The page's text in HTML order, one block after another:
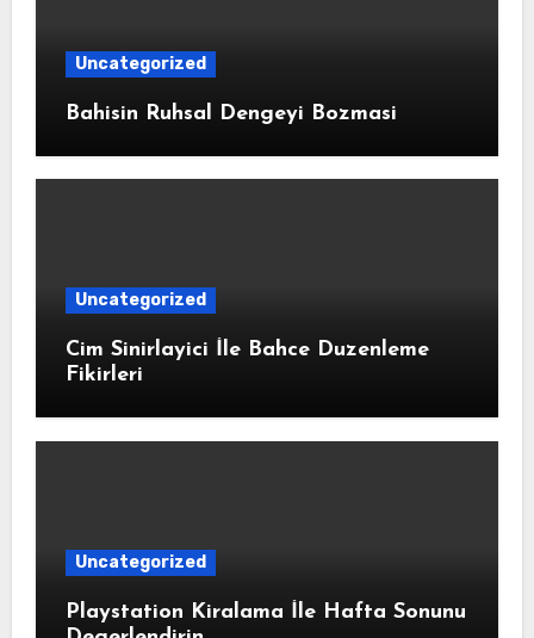
Uncategorized
Bahisin Ruhsal Dengeyi Bozmasi
Uncategorized
Cim Sinirlayici İle Bahce Duzenleme
Fikirleri
Uncategorized
Playstation Kiralama İle Hafta Sonunu